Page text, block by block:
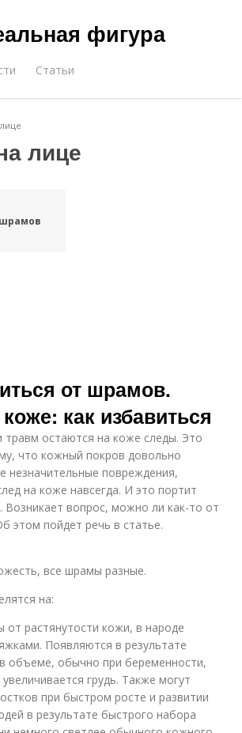
фигура
Статьи
лице
от шрамов.
как избавиться
травм остаются на коже следы. Это
что кожный покров довольно
незначительные повреждения,
на коже навсегда. И это портит
Возникает вопрос, можно ли как-то от
этом пойдет речь в статье.
все шрамы разные.
на:
от растянутости кожи, в народе
Появляются в результате
объеме, обычно при беременности,
грудь. Также могут
при быстром росте и развитии
в результате быстрого набора